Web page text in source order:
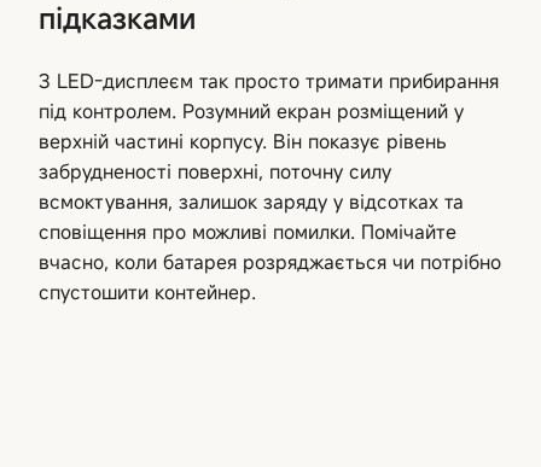
підказками
З LED-дисплеєм так просто тримати прибирання
під контролем. Розумний екран розміщений у
верхній частині корпусу. Він показує рівень
забрудненості поверхні, поточну силу
всмоктування, залишок заряду у відсотках та
сповіщення про можливі помилки. Помічайте
вчасно, коли батарея розряджається чи потрібно
спустошити контейнер.